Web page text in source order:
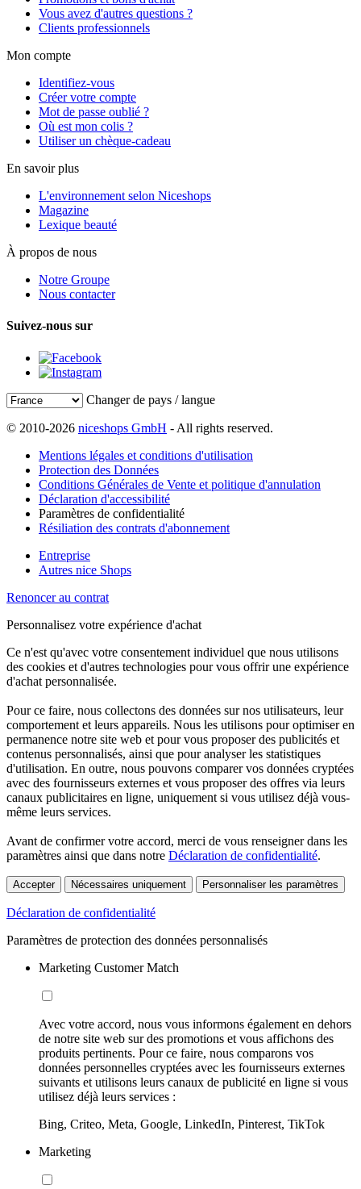
Vous avez d'autres questions ?
Clients professionnels
Mon compte
Identifiez-vous
Créer votre compte
Mot de passe oublié ?
Où est mon colis ?
Utiliser un chèque-cadeau
En savoir plus
L'environnement selon Niceshops
Magazine
Lexique beauté
À propos de nous
Notre Groupe
Nous contacter
Suivez-nous sur
Changer de pays / langue
© 2010-2026 niceshops GmbH - All rights reserved.
Mentions légales et conditions d'utilisation
Protection des Données
Conditions Générales de Vente et politique d'annulation
Déclaration d'accessibilité
Paramètres de confidentialité
Résiliation des contrats d'abonnement
Entreprise
Autres nice Shops
Renoncer au contrat
Personnalisez votre expérience d'achat
Ce n'est qu'avec votre consentement individuel que nous utilisons
des cookies et d'autres technologies pour vous offrir une expérience
d'achat personnalisée.
Pour ce faire, nous collectons des données sur nos utilisateurs, leur
comportement et leurs appareils. Nous les utilisons pour optimiser en
permanence notre site web et pour vous proposer des publicités et
contenus personnalisés, ainsi que pour analyser les statistiques
d'utilisation. En outre, nous pouvons comparer vos données cryptées
avec des fournisseurs externes et vous proposer des offres via leurs
canaux publicitaires en ligne, uniquement si vous utilisez déjà vous-
même leurs services.
Avant de confirmer votre accord, merci de vous renseigner dans les
paramètres ainsi que dans notre Déclaration de confidentialité.
Accepter Nécessaires uniquement Personnaliser les paramètres
Déclaration de confidentialité
Paramètres de protection des données personnalisés
Marketing Customer Match
Avec votre accord, nous vous informons également en dehors
de notre site web sur des promotions et vous affichons des
produits pertinents. Pour ce faire, nous comparons vos
données personnelles cryptées avec les fournisseurs externes
suivants et utilisons leurs canaux de publicité en ligne si vous
utilisez déjà leurs services :
Bing, Criteo, Meta, Google, LinkedIn, Pinterest, TikTok
Marketing